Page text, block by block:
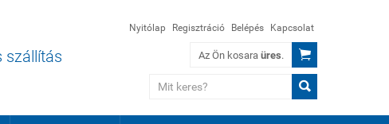
szállítás
Nyitólap Regisztráció Belépés Kapcsolat
Az Ön kosara üres.

